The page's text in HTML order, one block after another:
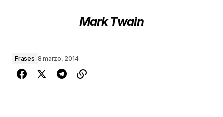
Mark Twain
Frases 8 marzo, 2014